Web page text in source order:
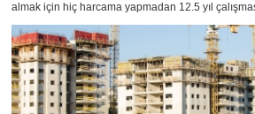
almak için hiç harcama yapmadan 12.5 yıl